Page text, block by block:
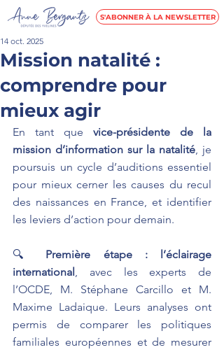
S'ABONNER À LA NEWSLETTER
Mission natalité :
comprendre pour
mieux agir
14 oct. 2025
En tant que vice-présidente de la
mission d’information sur la natalité, je
poursuis un cycle d’auditions essentiel
pour mieux cerner les causes du recul
des naissances en France, et identifier
les leviers d’action pour demain.
🔍 Première étape : l’éclairage
international, avec les experts de
l’OCDE, M. Stéphane Carcillo et M.
Maxime Ladaique. Leurs analyses ont
permis de comparer les politiques
familiales européennes et de mesurer